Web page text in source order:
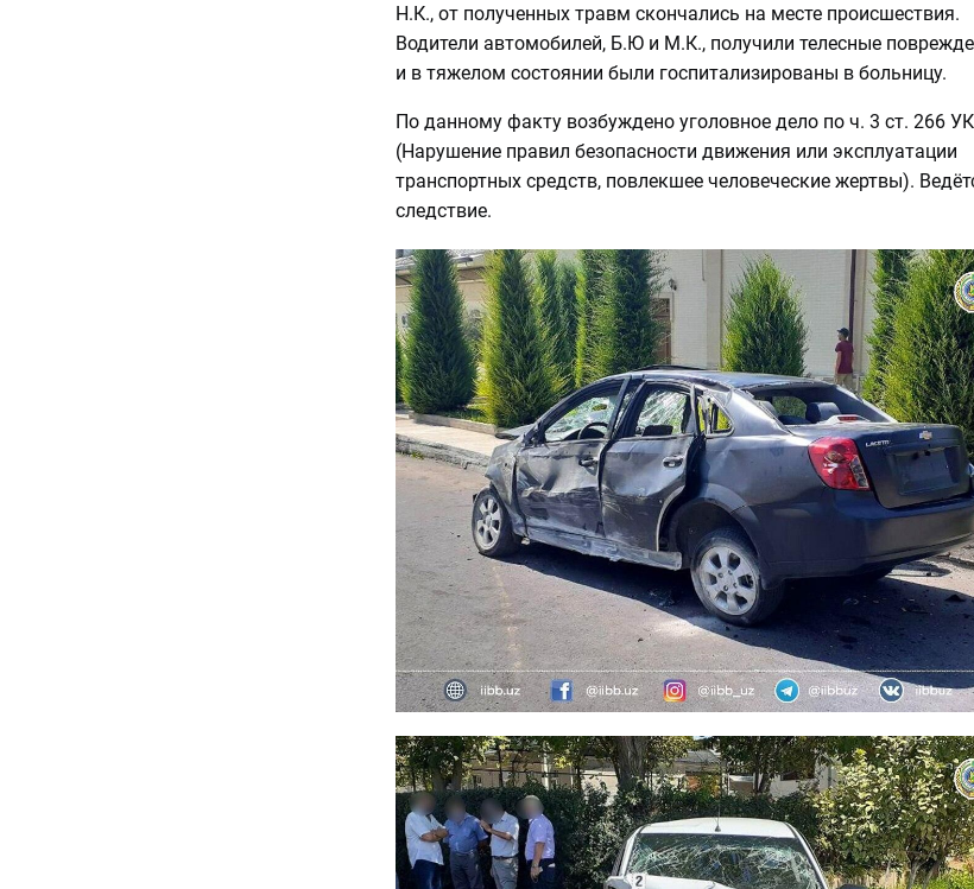
Н.К., от полученных травм скончались на месте происшествия.
Водители автомобилей, Б.Ю и М.К., получили телесные
и в тяжелом состоянии были госпитализированы в больницу.
По данному факту возбуждено уголовное дело по ч. 3 ст. 266
(Нарушение правил безопасности движения или эксплуатации
транспортных средств, повлекшее человеческие жертвы).
следствие.